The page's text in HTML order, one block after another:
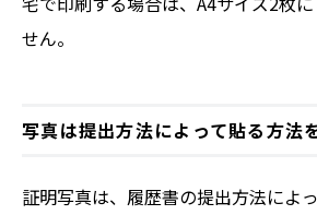
せん。
写真は提出方法によって貼る方法
証明写真は、履歴書の提出方法によ